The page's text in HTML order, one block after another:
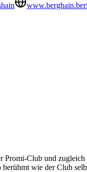
Club und
berühmt wie der Club